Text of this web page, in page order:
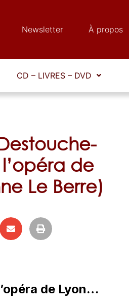
Newsletter À propos
CD – LIVRES – DVD
de
Le Berre)
de Lyon…